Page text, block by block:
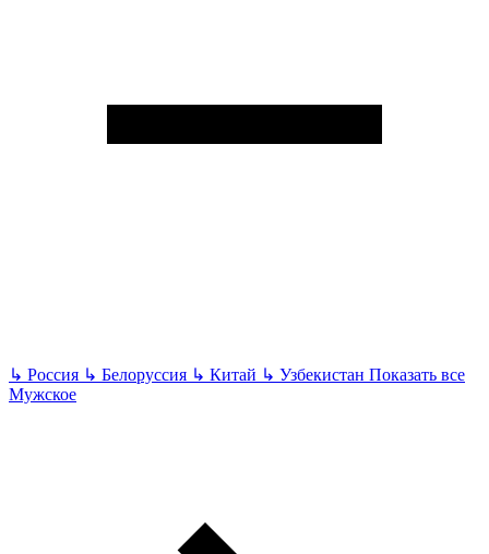
↳ Россия ↳ Белоруссия ↳ Китай ↳ Узбекистан Показать все
Мужское